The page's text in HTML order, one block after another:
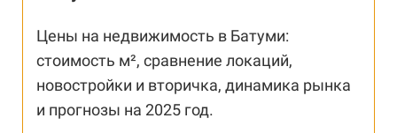
Цены на недвижимость в Батуми:
стоимость м², сравнение локаций,
новостройки и вторичка, динамика рынка
и прогнозы на 2025 год.